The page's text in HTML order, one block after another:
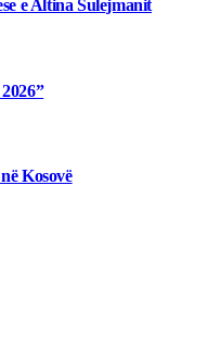
e Altina Sulejmanit
Kosovë